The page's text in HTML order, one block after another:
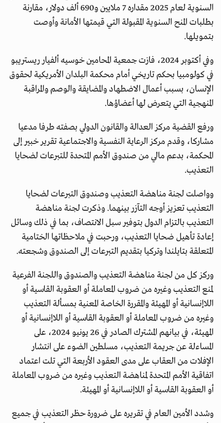
السنوية لعام 2025 مقداره 7 ملايين و690 ألف دولار، مقارنة
بطلبات المنح السنوية المقبولة التي قيمتها الأمانة وأوصت
بتمويلها.
وفي أكتوبر 2024، فازت جمعية المحامين خوسيه ألفيار ريستريبو
في كولومبيا بحكم تاريخي أمام محكمة البلدان الأمريكية لحقوق
الإنسان، بسبب أعمال الاضطهاد والمضايقة والوصم والمراقبة
المنهجية التي يتعرض لها أعضاؤها.
ورفع القضية مركز العدالة والقانون الدولي بصفته طرفا مدعيا
مشاركا، وقدم مركز الرعاية النفسية والاجتماعية تقرير خبير إلى
المحكمة، بدعم مالي من صندوق الأمم المتحدة للتبرعات لضحايا
التعذيب.
وواصلت لجنة مناهضة التعذيب وصندوق التبرعات لضحايا
التعذيب تعزيز أوجه التآزر بينهما. وذكرت لجنة مناهضة
التعذيب بالتزام الدول بتوفير سبل الانتصاف، بما في ذلك وسائل
إعادة تأهيل ضحايا التعذيب، ورحبت في ملاحظاتها الختامية
المتعلقة بتايلندا وتركيا بتقديم التبرعات إلى الصندوق وشجعته.
وركز كل من لجنة مناهضة التعذيب والصندوق واللجنة الفرعية
لمنع التعذيب وغيره من ضروب المعاملة أو العقوبة القاسية أو
اللاإنسانية أو المهيئة والمقررة الخاصة المعنية بمسألة التعذيب
وغيره من ضروب المعاملة أو العقوبة القاسية أو اللاإنسانية أو
المهيئة، في بيانهم المشترك الصادر في 26 يونيو 2024، على
المساءلة عن جريمة التعذيب، مسلطين الضوء على انتشار
الإفلات من العقاب على مدى العقود الأربعة التي تلت اعتماد
اتفاقية الأمم المتحدة لمناهضة التعذيب وغيره من ضروب المعاملة
أو العقوبة القاسية أو اللاإنسانية أو المهيئة.
وشدد الأمين العام في تقريره على ضرورة حظر التعذيب في جميع